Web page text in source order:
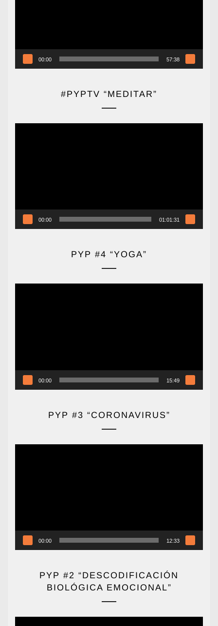
00:00 57:38
#PYPTV “MEDITAR”
00:00 01:01:31
PYP #4 “YOGA”
00:00 15:49
PYP #3 “CORONAVIRUS”
00:00 12:33
PYP #2 “DESCODIFICACIÓN
BIOLÓGICA EMOCIONAL”